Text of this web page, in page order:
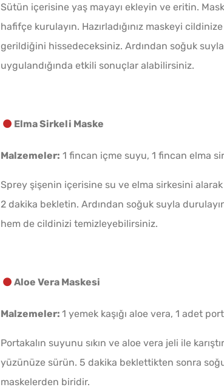
Sütün içerisine yaş mayayı ekleyin ve eritin.
hafifçe kurulayın. Hazırladığınız maskeyi
gerildiğini hissedeceksiniz. Ardından soğuk
uygulandığında etkili sonuçlar alabilirsiniz.
Elma Sirkeli Maske
Malzemeler: 1 fincan içme suyu, 1 fincan elma
Sprey şişenin içerisine su ve elma sirkesini alarak
2 dakika bekletin. Ardından soğuk suyla
hem de cildinizi temizleyebilirsiniz.
Aloe Vera Maskesi
Malzemeler: 1 yemek kaşığı aloe vera, 1 adet
Portakalın suyunu sıkın ve aloe vera jeli ile
yüzünüze sürün. 5 dakika beklettikten sonra
maskelerden biridir.